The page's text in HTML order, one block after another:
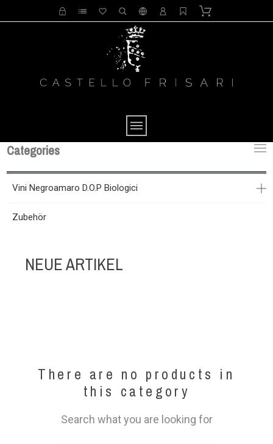
Categories
Vini Negroamaro D.O.P Biologici
Zubehör
NEUE ARTIKEL
There are no products in
this category
Search what you are looking for